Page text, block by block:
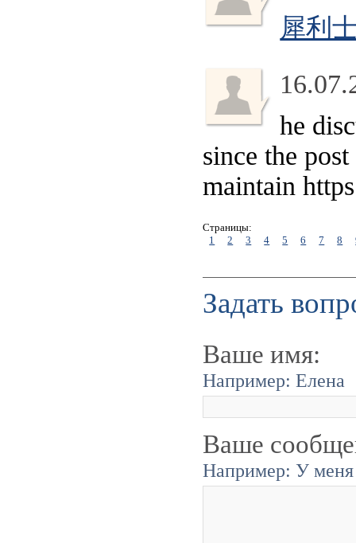
犀利
he
since the
maintain
Страницы:
1
2 3 4 5 6 7 8
Задать
Ваше имя:
Например: Елена
Ваше
Например: У меня